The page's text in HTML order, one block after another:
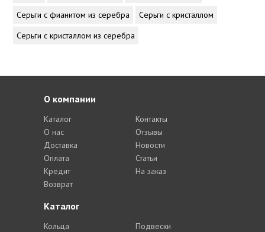
Серьги с фианитом из серебра
Серьги с кристаллом
Серьги с кристаллом из серебра
Каталог
Кольца
Подвески
О компании
Каталог
О нас
Доставка
Оплата
Кредит
Возврат
Контакты
Отзывы
Новости
Статьи
На заказ